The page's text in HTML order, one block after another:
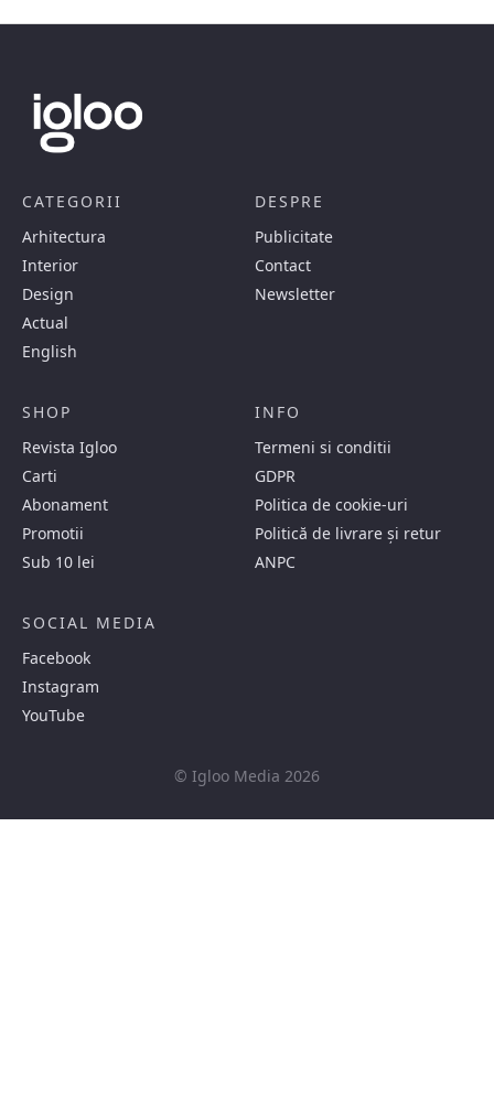
CATEGORII
Arhitectura
Interior
Design
Actual
English
DESPRE
Publicitate
Contact
Newsletter
SHOP
Revista Igloo
Carti
Abonament
Promotii
Sub 10 lei
INFO
Termeni si conditii
GDPR
Politica de cookie-uri
Politică de livrare și retur
ANPC
SOCIAL MEDIA
Facebook
Instagram
YouTube
© Igloo Media 2026